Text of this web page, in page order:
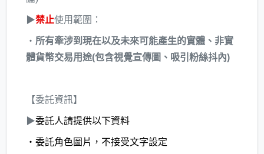
▶禁止使用範圍：
‧ 所有牽涉到現在以及未來可能產生的實體、非實
體貨幣交易用途(包含視覺宣傳圖、吸引粉絲抖內)
【委託資訊】
▶委託人請提供以下資料
・委託角色圖片，不接受文字設定